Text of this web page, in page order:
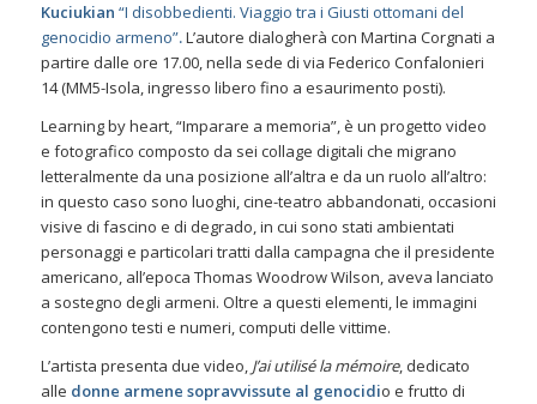
Kuciukian “I disobbedienti. Viaggio tra i Giusti ottomani del
genocidio armeno”.L’autore dialogherà con Martina Corgnati a
partire dalle ore 17.00, nella sede di via Federico Confalonieri
14 (MM5-Isola, ingresso libero fino a esaurimento posti).
Learning by heart, “Imparare a memoria”, è un progetto video
e fotografico composto da sei collage digitali che migrano
letteralmente da una posizione all’altra e da un ruolo all’altro:
in questo caso sono luoghi, cine-teatro abbandonati, occasioni
visive di fascino e di degrado, in cui sono stati ambientati
personaggi e particolari tratti dalla campagna che il presidente
americano, all’epoca Thomas Woodrow Wilson, aveva lanciato
a sostegno degli armeni. Oltre a questi elementi, le immagini
contengono testi e numeri, computi delle vittime.
L’artista presenta due video, J’ai utilisé la mémoire, dedicato
alle donne armene sopravvissute al genocidio e frutto di